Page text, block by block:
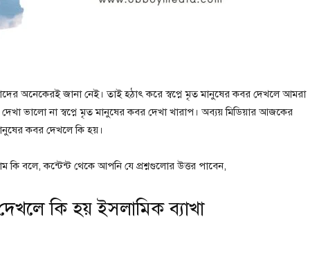
অনেকেরই জানা নেই। তাই হঠাৎ করে স্বপ্নে মৃত মানুষের কবর দেখলে আমরা
দেখা ভালো না স্বপ্নে মৃত মানুষের কবর দেখা খারাপ। অব্যয় মিডিয়ার আজকের
কবর দেখলে কি হয়।
কি বলে, কন্টেন্ট থেকে আপনি যে প্রশ্নগুলোর উত্তর পাবেন,
কি হয় ইসলামিক ব্যাখা